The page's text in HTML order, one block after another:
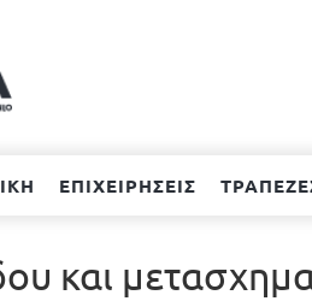
ΕΠΙΧΕΙΡΗΣΕΙΣ
και